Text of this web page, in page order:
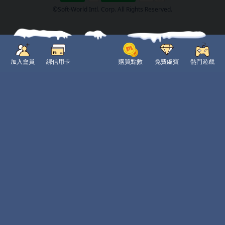
©Soft-World Intl. Corp. All Rights Reserved.
加入會員 綁信用卡 購買點數 免費虛寶 熱門遊戲